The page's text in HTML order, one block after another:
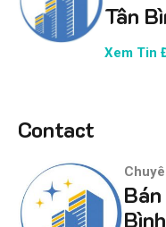
Tân
Xem Tin
Contact
Bình